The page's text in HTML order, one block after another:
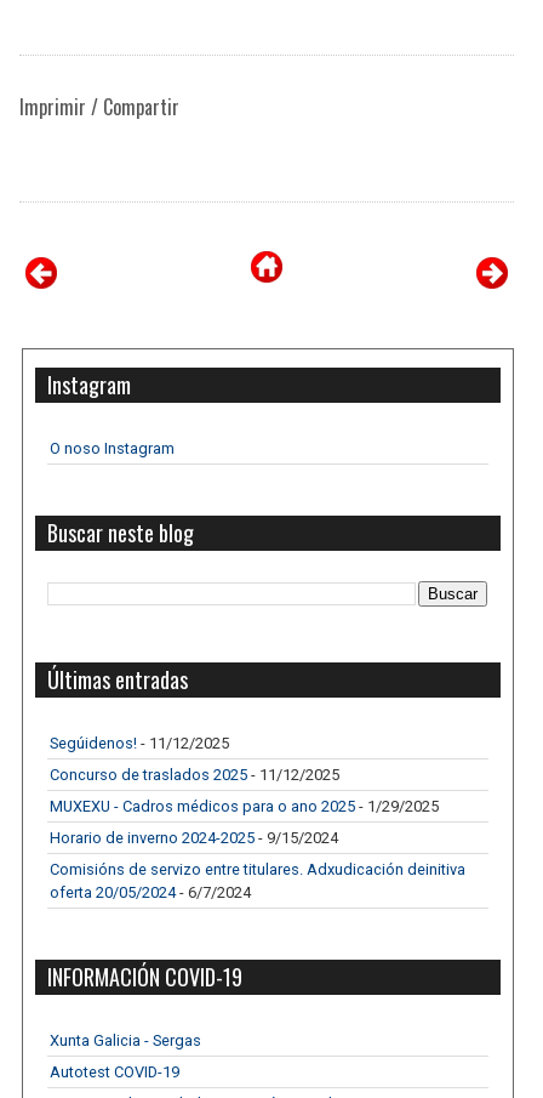
Imprimir / Compartir
Instagram
O noso Instagram
Buscar neste blog
Últimas entradas
Segúidenos! - 11/12/2025
Concurso de traslados 2025 - 11/12/2025
MUXEXU - Cadros médicos para o ano 2025 - 1/29/2025
Horario de inverno 2024-2025 - 9/15/2024
Comisións de servizo entre titulares. Adxudicación deinitiva
oferta 20/05/2024- 6/7/2024
INFORMACIÓN COVID-19
Xunta Galicia - Sergas
Autotest COVID-19